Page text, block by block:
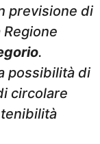
previsione di
.
possibilità di
circolare